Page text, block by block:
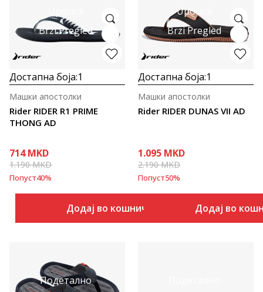
Brzi Pregled
Достапна боја:1
Rider RIDER R1 PRIME
THONG AD
Машки апостолки
714 MKD
1.190MKD
Попуст40%
Додај во кошничка
Uporedi
Brzi Pregled
Достапна боја:1
Rider RIDER DUNAS VII AD
Машки апостолки
1.095 MKD
2.190MKD
Попуст50%
Додај во
Подетално